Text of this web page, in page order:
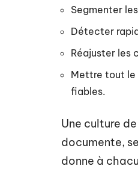
Segmenter
Détecter
Réajuster les
Mettre tout le
fiables.
Une culture
documente,
donne à